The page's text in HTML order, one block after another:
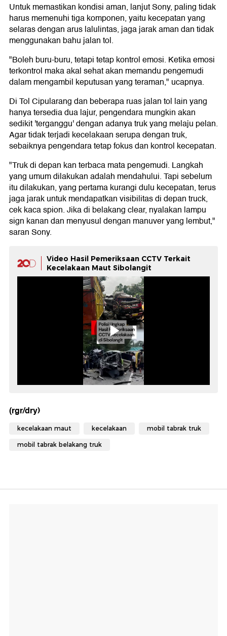
Untuk memastikan kondisi aman, lanjut Sony, paling tidak
harus memenuhi tiga komponen, yaitu kecepatan yang
selaras dengan arus lalulintas, jaga jarak aman dan tidak
menggunakan bahu jalan tol.
"Boleh buru-buru, tetapi tetap kontrol emosi. Ketika emosi
terkontrol maka akal sehat akan memandu pengemudi
dalam mengambil keputusan yang teraman," ucapnya.
Di Tol Cipularang dan beberapa ruas jalan tol lain yang
hanya tersedia dua lajur, pengendara mungkin akan
sedikit 'terganggu' dengan adanya truk yang melaju pelan.
Agar tidak terjadi kecelakaan serupa dengan truk,
sebaiknya pengendara tetap fokus dan kontrol kecepatan.
"Truk di depan kan terbaca mata pengemudi. Langkah
yang umum dilakukan adalah mendahului. Tapi sebelum
itu dilakukan, yang pertama kurangi dulu kecepatan, terus
jaga jarak untuk mendapatkan visibilitas di depan truck,
cek kaca spion. Jika di belakang clear, nyalakan lampu
sign kanan dan menyusul dengan manuver yang lembut,"
saran Sony.
Video Hasil Pemeriksaan CCTV Terkait
Kecelakaan Maut Sibolangit
(rgr/dry)
kecelakaan maut kecelakaan mobil tabrak truk
mobil tabrak belakang truk